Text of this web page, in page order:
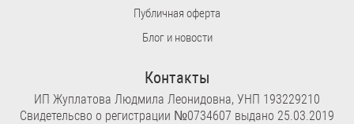
Публичная оферта
Блог и новости
Контакты
ИП Жуплатова Людмила Леонидовна, УНП 193229210
Свидетельсво о регистрации №0734607 выдано 25.03.2019